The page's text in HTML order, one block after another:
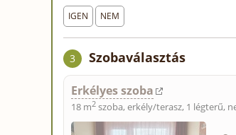
IGEN NEM
3 Szobaválasztás
Erkélyes szoba
18 m2 szoba, erkély/terasz, 1 légterű,